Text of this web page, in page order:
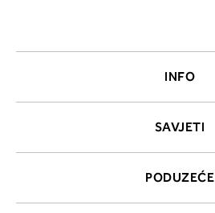
INFO
SAVJETI
PODUZEĆE